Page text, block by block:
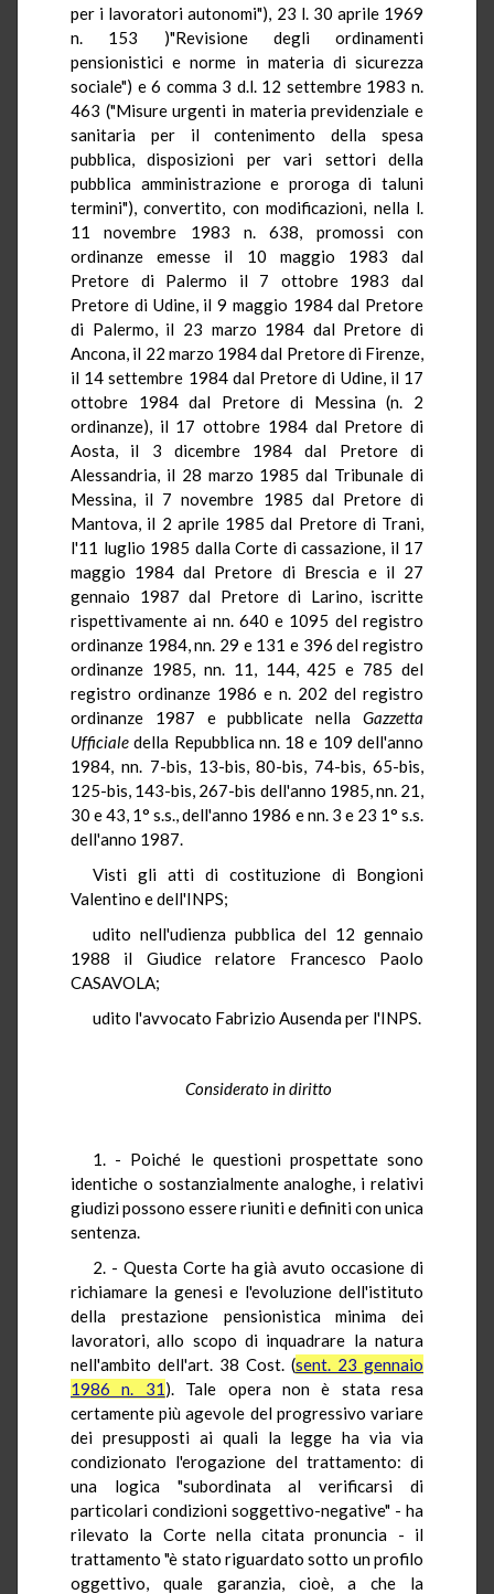
per i lavoratori autonomi"), 23 l. 30 aprile 1969
n. 153 )"Revisione degli ordinamenti
pensionistici e norme in materia di sicurezza
sociale") e 6 comma 3 d.l. 12 settembre 1983 n.
463 ("Misure urgenti in materia previdenziale e
sanitaria per il contenimento della spesa
pubblica, disposizioni per vari settori della
pubblica amministrazione e proroga di taluni
termini"), convertito, con modificazioni, nella l.
11 novembre 1983 n. 638, promossi con
ordinanze emesse il 10 maggio 1983 dal
Pretore di Palermo il 7 ottobre 1983 dal
Pretore di Udine, il 9 maggio 1984 dal Pretore
di Palermo, il 23 marzo 1984 dal Pretore di
Ancona, il 22 marzo 1984 dal Pretore di Firenze,
il 14 settembre 1984 dal Pretore di Udine, il 17
ottobre 1984 dal Pretore di Messina (n. 2
ordinanze), il 17 ottobre 1984 dal Pretore di
Aosta, il 3 dicembre 1984 dal Pretore di
Alessandria, il 28 marzo 1985 dal Tribunale di
Messina, il 7 novembre 1985 dal Pretore di
Mantova, il 2 aprile 1985 dal Pretore di Trani,
l'11 luglio 1985 dalla Corte di cassazione, il 17
maggio 1984 dal Pretore di Brescia e il 27
gennaio 1987 dal Pretore di Larino, iscritte
rispettivamente ai nn. 640 e 1095 del registro
ordinanze 1984, nn. 29 e 131 e 396 del registro
ordinanze 1985, nn. 11, 144, 425 e 785 del
registro ordinanze 1986 e n. 202 del registro
ordinanze 1987 e pubblicate nella Gazzetta
Ufficiale della Repubblica nn. 18 e 109 dell'anno
1984, nn. 7-bis, 13-bis, 80-bis, 74-bis, 65-bis,
125-bis, 143-bis, 267-bis dell'anno 1985, nn. 21,
30 e 43, 1° s.s., dell'anno 1986 e nn. 3 e 23 1° s.s.
dell'anno 1987.
Visti gli atti di costituzione di Bongioni
Valentino e dell'INPS;
udito nell'udienza pubblica del 12 gennaio
1988 il Giudice relatore Francesco Paolo
CASAVOLA;
udito l'avvocato Fabrizio Ausenda per l'INPS.
Considerato in diritto
1. - Poiché le questioni prospettate sono
identiche o sostanzialmente analoghe, i relativi
giudizi possono essere riuniti e definiti con unica
sentenza.
2. - Questa Corte ha già avuto occasione di
richiamare la genesi e l'evoluzione dell'istituto
della prestazione pensionistica minima dei
lavoratori, allo scopo di inquadrare la natura
nell'ambito dell'art. 38 Cost. (sent. 23 gennaio
1986 n. 31). Tale opera non è stata resa
certamente più agevole del progressivo variare
dei presupposti ai quali la legge ha via via
condizionato l'erogazione del trattamento: di
una logica "subordinata al verificarsi di
particolari condizioni soggettivo-negative" - ha
rilevato la Corte nella citata pronuncia - il
trattamento "è stato riguardato sotto un profilo
oggettivo, quale garanzia, cioè, a che la